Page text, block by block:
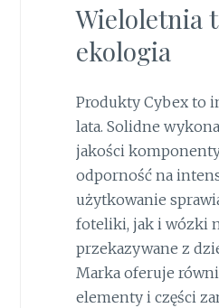
Wieloletnia
ekologia
Produkty Cybex to
lata. Solidne
jakości
odporność na
użytkowanie
foteliki, jak i wózki
przekazywane z
Marka oferuje
elementy i części